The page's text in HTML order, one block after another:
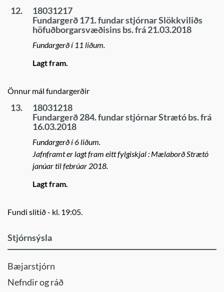
12.
18031217
Fundargerð 171. fundar stjórnar Slökkviliðs
höfuðborgarsvæðisins bs. frá 21.03.2018
Fundargerð í 11 liðum.
Lagt fram.
Önnur mál fundargerðir
13.
18031218
Fundargerð 284. fundar stjórnar Strætó bs. frá
16.03.2018
Fundargerð í 6 liðum.
Jafnframt er lagt fram eitt fylgiskjal : Mælaborð Strætó
janúar til febrúar 2018.
Lagt fram.
Fundi slitið - kl. 19:05.
Stjórnsýsla
Bæjarstjórn
Nefndir og ráð